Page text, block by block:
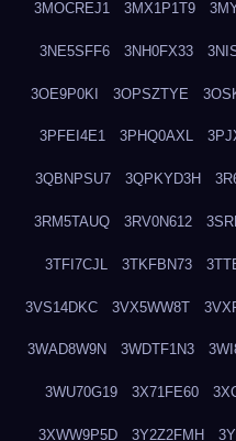
3MOCREJ1 3MX1P1T9
3NE5SFF6 3NH0FX33
3OE9P0KI 3OPSZTYE
3PFEI4E1 3PHQ0AXL
3QBNPSU7 3QPKYD3H
3RM5TAUQ 3RV0N612
3TFI7CJL 3TKFBN73
3VS14DKC 3VX5WW8T
3WAD8W9N 3WDTF1N3
3WU70G19 3X71FE60
3XWW9P5D 3Y2Z2FMH